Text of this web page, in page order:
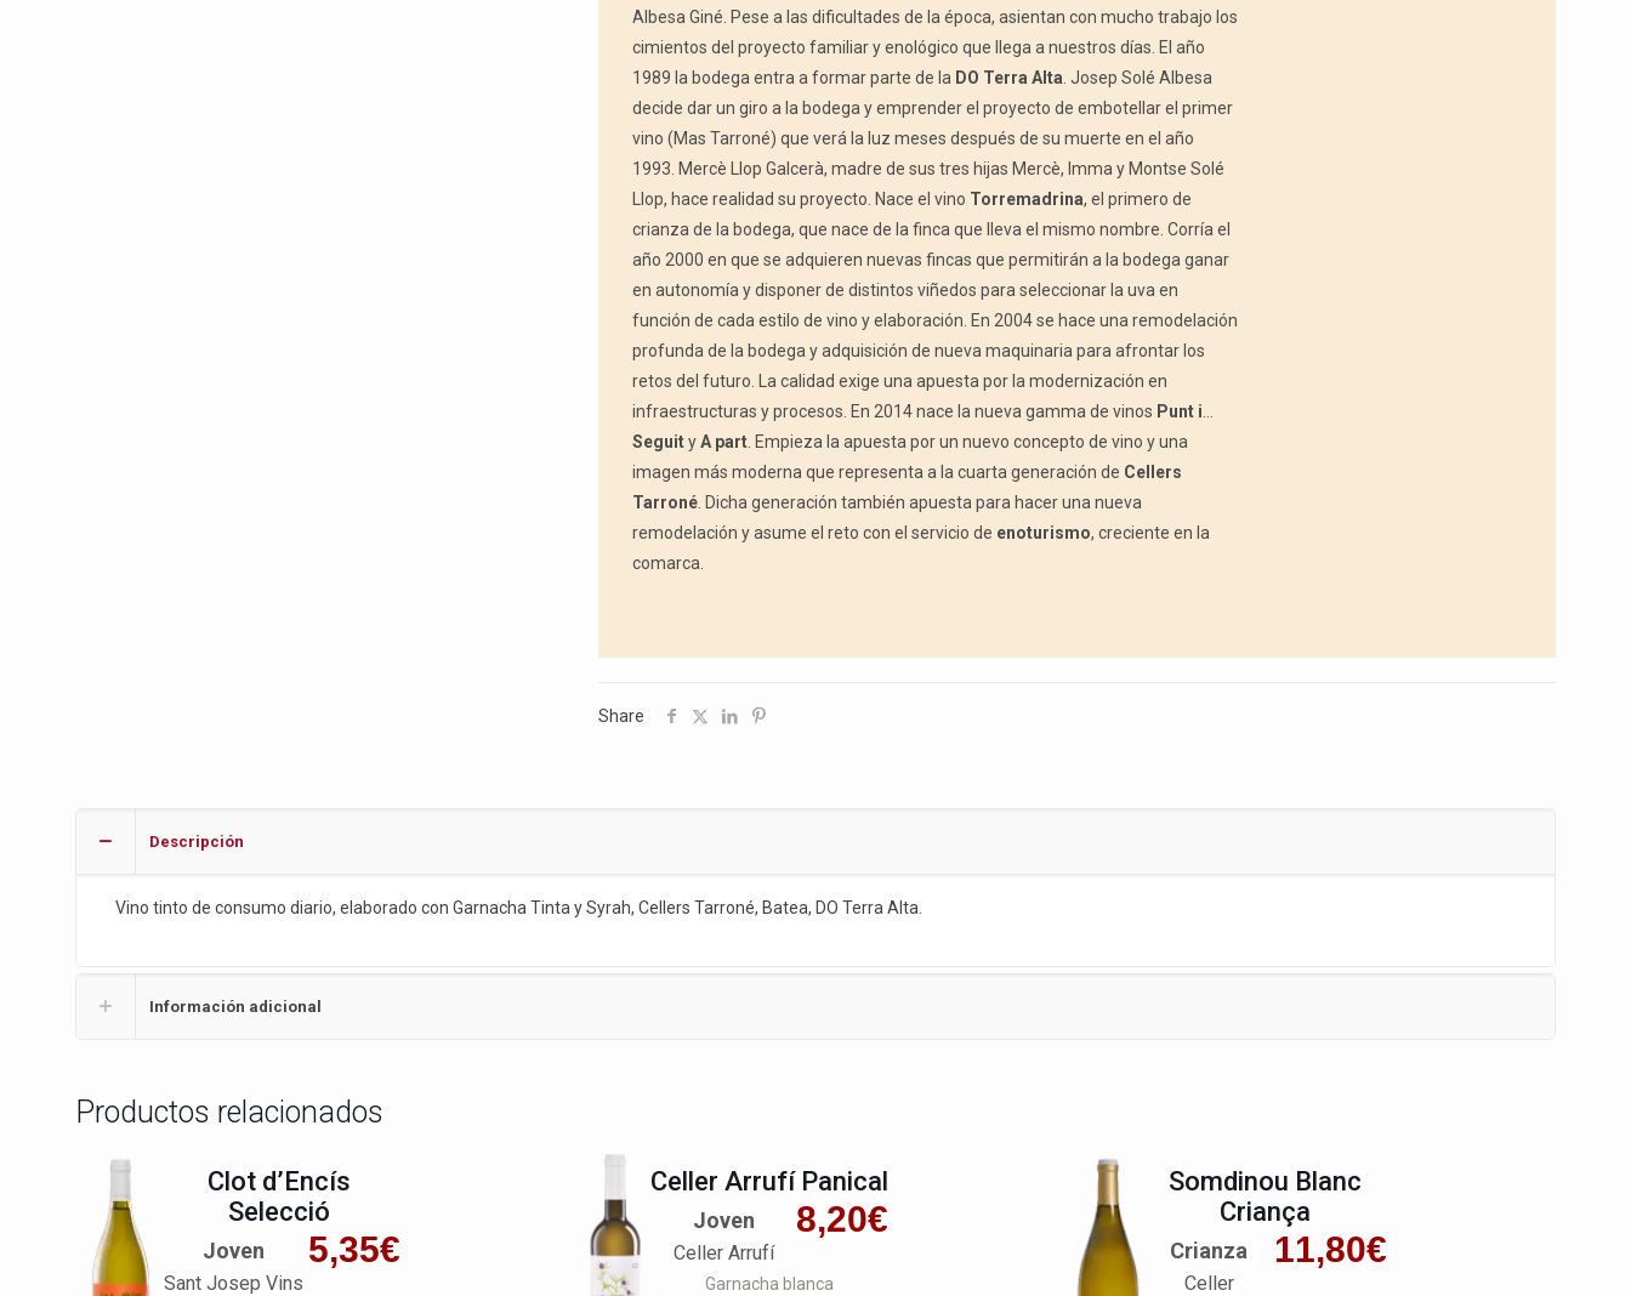
Albesa Giné. Pese a las dificultades de la época, asientan con mucho trabajo los
cimientos del proyecto familiar y enológico que llega a nuestros días. El año
1989 la bodega entra a formar parte de la DO Terra Alta . Josep Solé Albesa
decide dar un giro a la bodega y emprender el proyecto de embotellar el primer
vino (Mas Tarroné) que verá la luz meses después de su muerte en el año
1993. Mercè Llop Galcerà, madre de sus tres hijas Mercè, Imma y Montse Solé
Llop, hace realidad su proyecto. Nace el vino Torremadrina, el primero de
crianza de la bodega, que nace de la finca que lleva el mismo nombre. Corría el
año 2000 en que se adquieren nuevas fincas que permitirán a la bodega ganar
en autonomía y disponer de distintos viñedos para seleccionar la uva en
función de cada estilo de vino y elaboración. En 2004 se hace una remodelación
profunda de la bodega y adquisición de nueva maquinaria para afrontar los
retos del futuro. La calidad exige una apuesta por la modernización en
infraestructuras y procesos. En 2014 nace la nueva gamma de vinos Punt i
SeguityA part. Empieza la apuesta por un nuevo concepto de vino y una
imagen más moderna que representa a la cuarta generación de Cellers
Tarroné. Dicha generación también apuesta para hacer una nueva
remodelación y asume el reto con el servicio de enoturismo, creciente en la
comarca.
Share
Descripción
Vino tinto de consumo diario, elaborado con Garnacha Tinta y Syrah, Cellers Tarroné, Batea, DO Terra Alta.
Información adicional
Productos relacionados
Clot d’Encís
Selecció
5,35€
Joven
Sant Josep Vins
Celler Arrufí Panical
8,20€
Joven
Celler Arrufí
Garnacha blanca
Somdinou Blanc
Criança
11,80€
Crianza
Celler